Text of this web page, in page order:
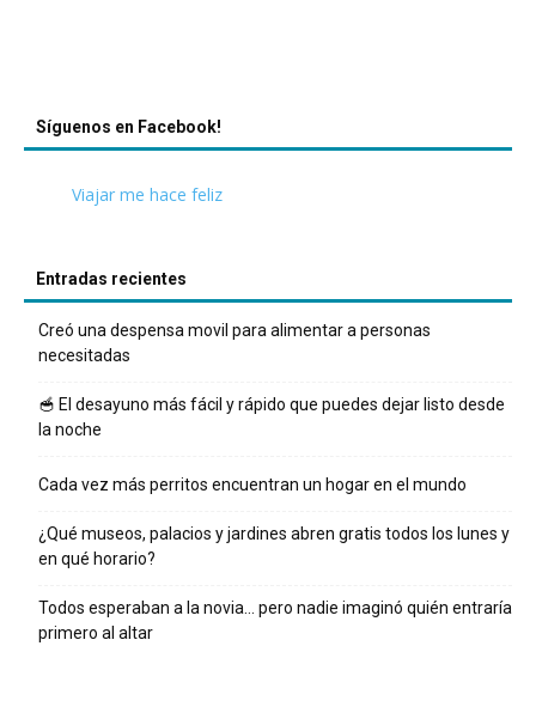
Síguenos en Facebook!
Viajar me hace feliz
Entradas recientes
Creó una despensa movil para alimentar a personas
necesitadas
🥣 El desayuno más fácil y rápido que puedes dejar listo desde
la noche
Cada vez más perritos encuentran un hogar en el mundo
¿Qué museos, palacios y jardines abren gratis todos los lunes y
en qué horario?
Todos esperaban a la novia… pero nadie imaginó quién entraría
primero al altar